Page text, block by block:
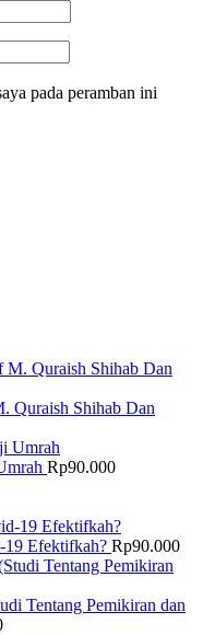
pada peramban ini
Quraish Shihab Dan
Rp90.000
19 Efektifkah? Rp90.000
Tentang Pemikiran dan